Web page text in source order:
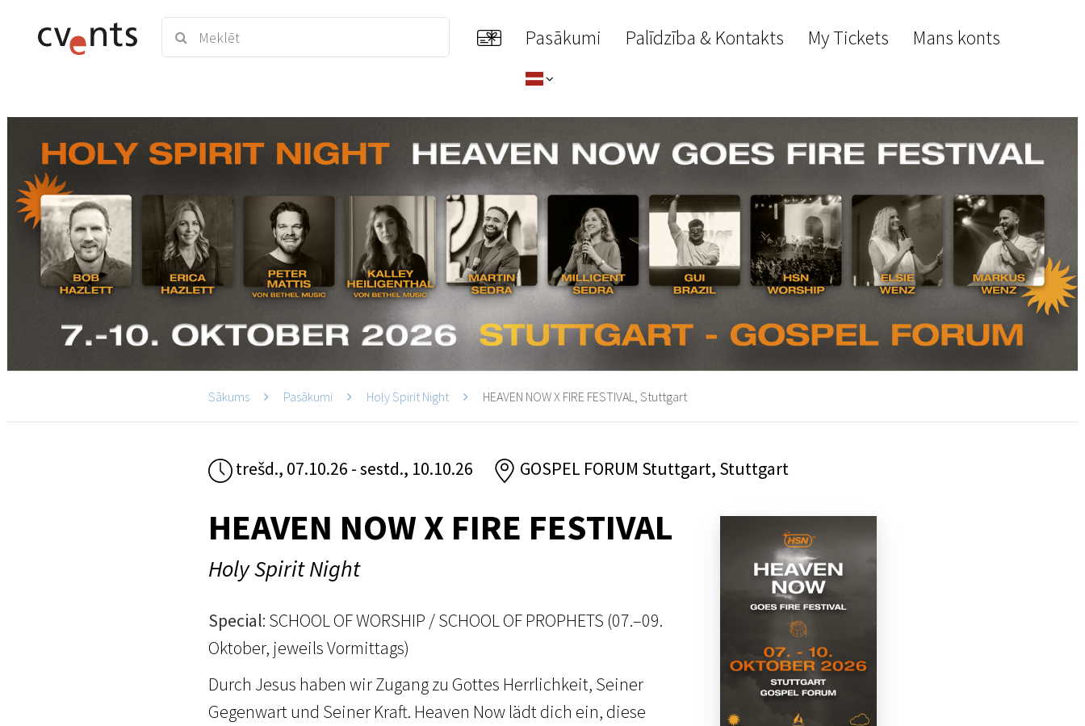
Pasākumi Palīdzība & Kontakts My Tickets Mans konts
Sākums Pasākumi Holy Spirit Night HEAVEN NOW X FIRE FESTIVAL, Stuttgart
trešd., 07.10.26 - sestd., 10.10.26 GOSPEL FORUM Stuttgart, Stuttgart
HEAVEN NOW X FIRE FESTIVAL
Holy Spirit Night
Special: SCHOOL OF WORSHIP / SCHOOL OF PROPHETS (07.–09.
Oktober, jeweils Vormittags)
Durch Jesus haben wir Zugang zu Gottes Herrlichkeit, Seiner
Gegenwart und Seiner Kraft. Heaven Now lädt dich ein, diese